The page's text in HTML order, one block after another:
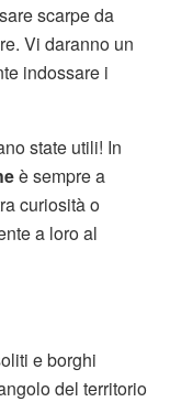
scarpe da
Vi daranno un
indossare i
state utili! In
è sempre a
curiosità o
a loro al
e borghi
del territorio